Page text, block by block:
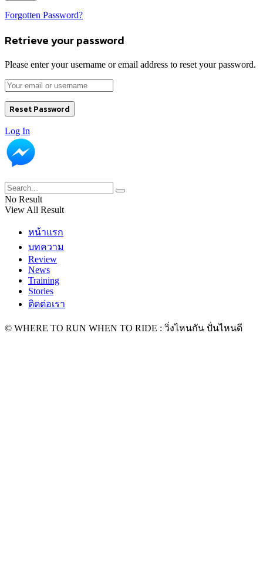
Forgotten Password?
Retrieve your password
Please enter your username or email address to reset your password.
Log In
No Result
View All Result
หน้าแรก
บทความ
Review
News
Training
Stories
ติดต่อเรา
© WHERE TO RUN WHEN TO RIDE : วิ่งไหนกัน ปั่นไหนดี